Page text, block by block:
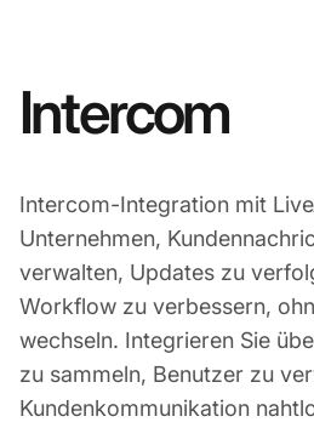
Intercom
Intercom-Integration mit
Unternehmen,
verwalten, Updates zu
Workflow zu verbessern,
wechseln. Integrieren Sie
zu sammeln, Benutzer zu
Kundenkommunikation